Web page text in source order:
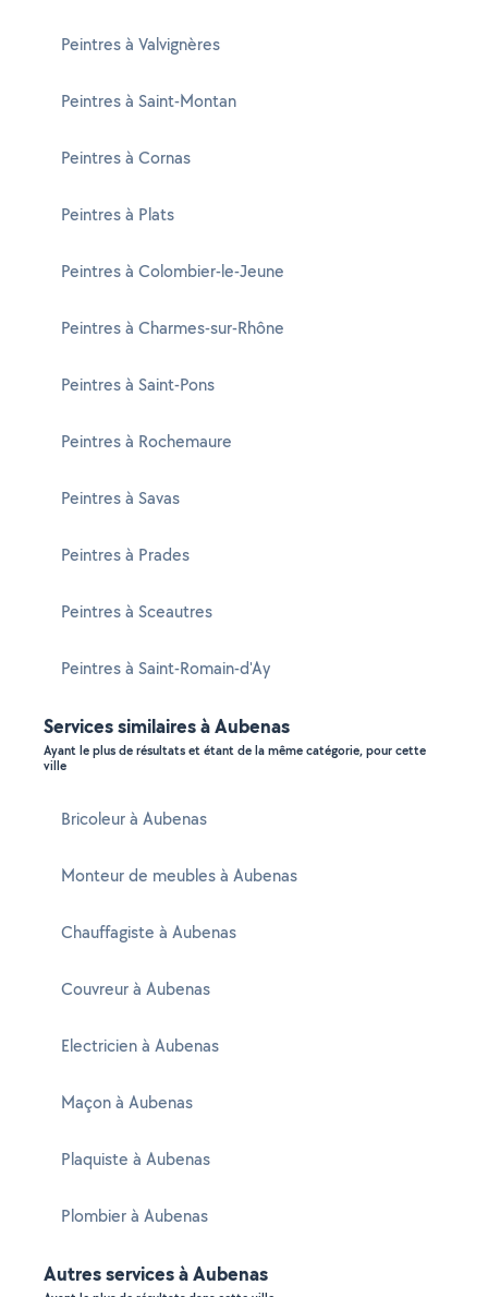
Peintres à Valvignères
Peintres à Saint-Montan
Peintres à Cornas
Peintres à Plats
Peintres à Colombier-le-Jeune
Peintres à Charmes-sur-Rhône
Peintres à Saint-Pons
Peintres à Rochemaure
Peintres à Savas
Peintres à Prades
Peintres à Sceautres
Peintres à Saint-Romain-d'Ay
Services similaires à Aubenas
Ayant le plus de résultats et étant de la même catégorie, pour cette
ville
Bricoleur à Aubenas
Monteur de meubles à Aubenas
Chauffagiste à Aubenas
Couvreur à Aubenas
Electricien à Aubenas
Maçon à Aubenas
Plaquiste à Aubenas
Plombier à Aubenas
Autres services à Aubenas